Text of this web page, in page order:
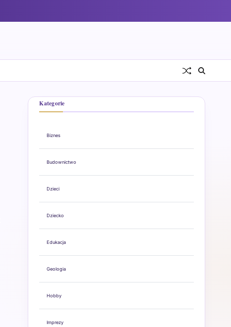
Kategorie
Biznes
Budownictwo
Dzieci
Dziecko
Edukacja
Geologia
Hobby
Imprezy